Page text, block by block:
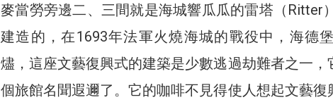
麥當勞旁邊二、三間就是海城響瓜瓜的雷塔（Ritter
建造的，在1693年法軍火燒海城的戰役中，海德
燼，這座文藝復興式的建築是少數逃過劫難者之一，
個旅館名聞遐邇了。它的咖啡不見得使人想起文藝